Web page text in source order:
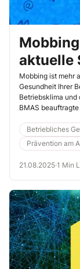
aktuelle
gedacht
Mobbing ist mehr
Gesundheit Ihrer
Betriebsklima
BMAS
Betriebliches
Prävention am
21.08.2025·1 Min